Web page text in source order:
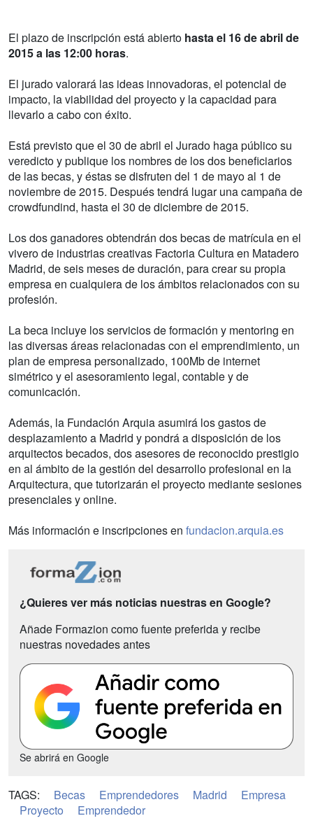
El plazo de inscripción está abierto hasta el 16 de abril de
2015 a las 12:00 horas.
El jurado valorará las ideas innovadoras, el potencial de
impacto, la viabilidad del proyecto y la capacidad para
llevarlo a cabo con éxito.
Está previsto que el 30 de abril el Jurado haga público su
veredicto y publique los nombres de los dos beneficiarios
de las becas, y éstas se disfruten del 1 de mayo al 1 de
noviembre de 2015. Después tendrá lugar una campaña de
crowdfundind, hasta el 30 de diciembre de 2015.
Los dos ganadores obtendrán dos becas de matrícula en el
vivero de industrias creativas Factoria Cultura en Matadero
Madrid, de seis meses de duración, para crear su propia
empresa en cualquiera de los ámbitos relacionados con su
profesión.
La beca incluye los servicios de formación y mentoring en
las diversas áreas relacionadas con el emprendimiento, un
plan de empresa personalizado, 100Mb de internet
simétrico y el asesoramiento legal, contable y de
comunicación.
Además, la Fundación Arquia asumirá los gastos de
desplazamiento a Madrid y pondrá a disposición de los
arquitectos becados, dos asesores de reconocido prestigio
en al ámbito de la gestión del desarrollo profesional en la
Arquitectura, que tutorizarán el proyecto mediante sesiones
presenciales y online.
Más información e inscripciones en fundacion.arquia.es
¿Quieres ver más noticias nuestras en Google?
Añade Formazion como fuente preferida y recibe
nuestras novedades antes
Se abrirá en Google
TAGS: Becas Emprendedores Madrid
Empresa
Proyecto
Emprendedor